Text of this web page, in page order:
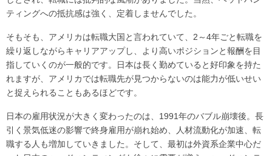
ティングへの抵抗感は強く、定着しませんでした。
そもそも、アメリカは転職大国と言われていて、2～4年ごと転職を
繰り返しながらキャリアアップし、より高いポジションと報酬を目
指していくのが一般的です。日本は長く勤めていると好印象を持た
れますが、アメリカでは転職先が見つからないのは能力が低いせい
と捉えられることもあるほどです。
日本の雇用状況が大きく変わったのは、1991年のバブル崩壊後。長
引く景気低迷の影響で終身雇用が崩れ始め、人材流動化が加速、転
職する人も増加していきました。そして、最初は外資系企業中心だ